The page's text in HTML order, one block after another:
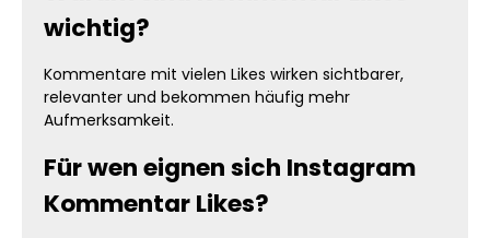
wichtig?
Kommentare mit vielen Likes wirken sichtbarer,
relevanter und bekommen häufig mehr
Aufmerksamkeit.
Für wen eignen sich Instagram
Kommentar Likes?